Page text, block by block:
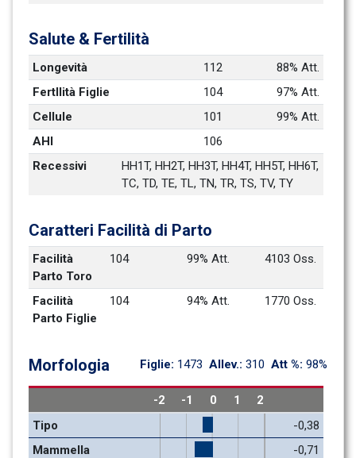
Salute & Fertilità
Longevità 112
88% Att.
FertIlità Figlie
104
97% Att.
Cellule
101
99% Att.
AHI
106
Recessivi
HH1T, HH2T, HH3T, HH4T, HH5T, HH6T,
TC, TD, TE, TL, TN, TR, TS, TV, TY
Caratteri Facilità di Parto
Facilità
Parto Toro
104 99% Att. 4103 Oss.
Facilità
Parto Figlie
104 94% Att. 1770 Oss.
Morfologia Figlie: 1473 Allev.: 310 Att %: 98%
-2 -1 0 1
2
Tipo
-0,38
Mammella
-0,71